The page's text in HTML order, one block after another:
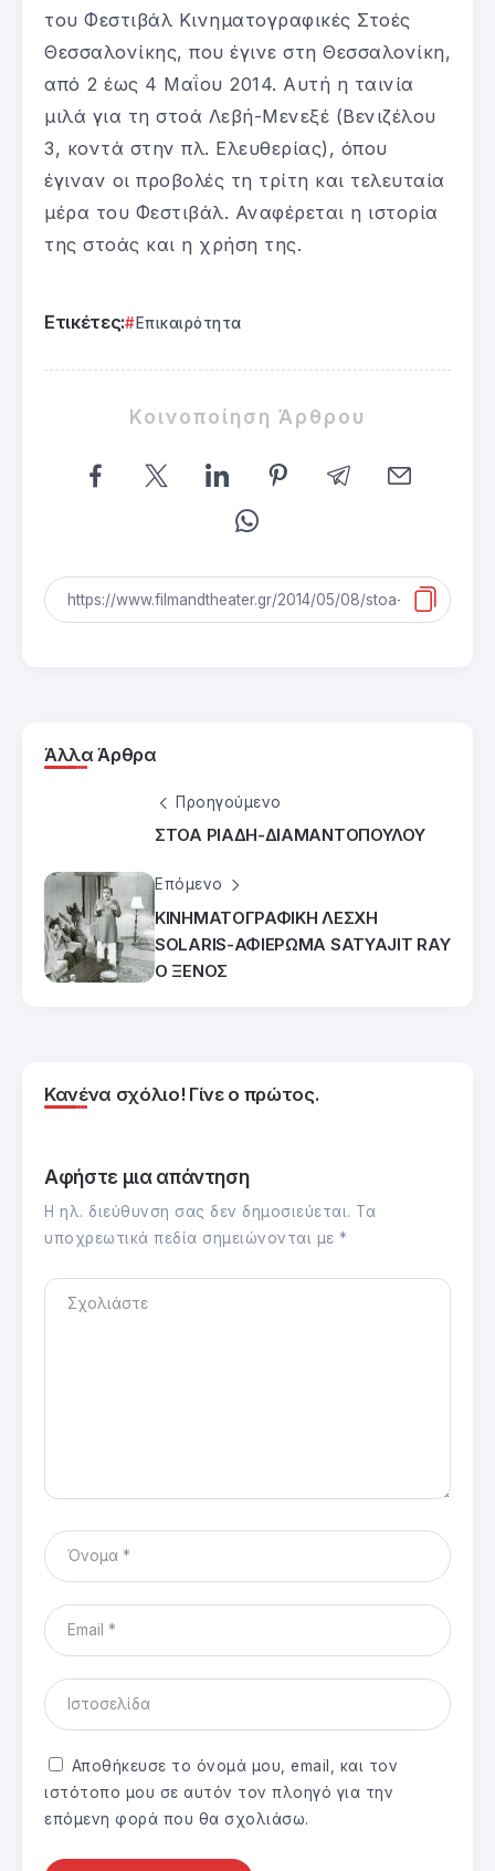
του Φεστιβάλ Κινηματογραφικές Στοές
Θεσσαλονίκης, που έγινε στη Θεσσαλονίκη,
από 2 έως 4 Μαΐου 2014. Αυτή η ταινία
μιλά για τη στοά Λεβή-Μενεξέ (Βενιζέλου
3, κοντά στην πλ. Ελευθερίας), όπου
έγιναν οι προβολές τη τρίτη και τελευταία
μέρα του Φεστιβάλ. Αναφέρεται η ιστορία
της στοάς και η χρήση της.
Ετικέτες: Επικαιρότητα
Κοινοποίηση Άρθρου
Άλλα Άρθρα
Προηγούμενο
ΣΤΟΑ ΡΙΑΔΗ-ΔΙΑΜΑΝΤΟΠΟΥΛΟΥ
Επόμενο
ΚΙΝΗΜΑΤΟΓΡΑΦΙΚΗ ΛΕΣΧΗ
SOLARIS-ΑΦΙΕΡΩΜΑ SATYAJIT RAY
Ο ΞΕΝΟΣ
Κανένα σχόλιο! Γίνε ο πρώτος.
Αφήστε μια απάντηση
Η ηλ. διεύθυνση σας δεν δημοσιεύεται. Τα
υποχρεωτικά πεδία σημειώνονται με *
Αποθήκευσε το όνομά μου, email, και τον
ιστότοπο μου σε αυτόν τον πλοηγό για την
επόμενη φορά που θα σχολιάσω.